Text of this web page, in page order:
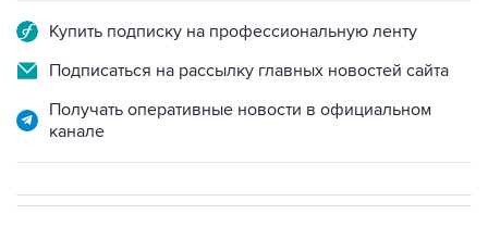
Купить подписку на профессиональную ленту
Подписаться на рассылку главных новостей сайта
Получать оперативные новости в официальном
канале